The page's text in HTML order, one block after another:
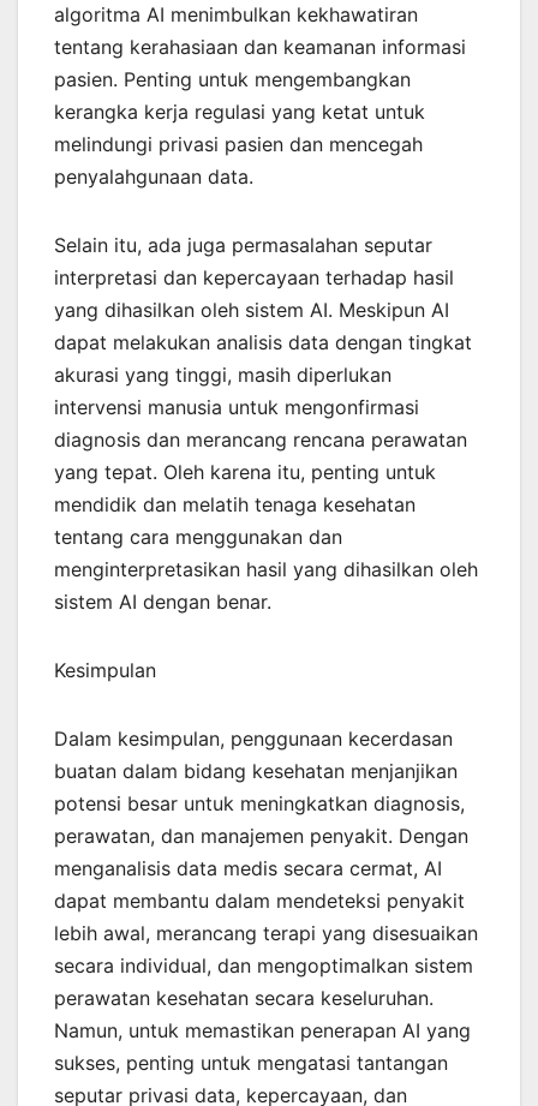
algoritma AI menimbulkan kekhawatiran
tentang kerahasiaan dan keamanan informasi
pasien. Penting untuk mengembangkan
kerangka kerja regulasi yang ketat untuk
melindungi privasi pasien dan mencegah
penyalahgunaan data.
Selain itu, ada juga permasalahan seputar
interpretasi dan kepercayaan terhadap hasil
yang dihasilkan oleh sistem AI. Meskipun AI
dapat melakukan analisis data dengan tingkat
akurasi yang tinggi, masih diperlukan
intervensi manusia untuk mengonfirmasi
diagnosis dan merancang rencana perawatan
yang tepat. Oleh karena itu, penting untuk
mendidik dan melatih tenaga kesehatan
tentang cara menggunakan dan
menginterpretasikan hasil yang dihasilkan oleh
sistem AI dengan benar.
Kesimpulan
Dalam kesimpulan, penggunaan kecerdasan
buatan dalam bidang kesehatan menjanjikan
potensi besar untuk meningkatkan diagnosis,
perawatan, dan manajemen penyakit. Dengan
menganalisis data medis secara cermat, AI
dapat membantu dalam mendeteksi penyakit
lebih awal, merancang terapi yang disesuaikan
secara individual, dan mengoptimalkan sistem
perawatan kesehatan secara keseluruhan.
Namun, untuk memastikan penerapan AI yang
sukses, penting untuk mengatasi tantangan
seputar privasi data, kepercayaan, dan